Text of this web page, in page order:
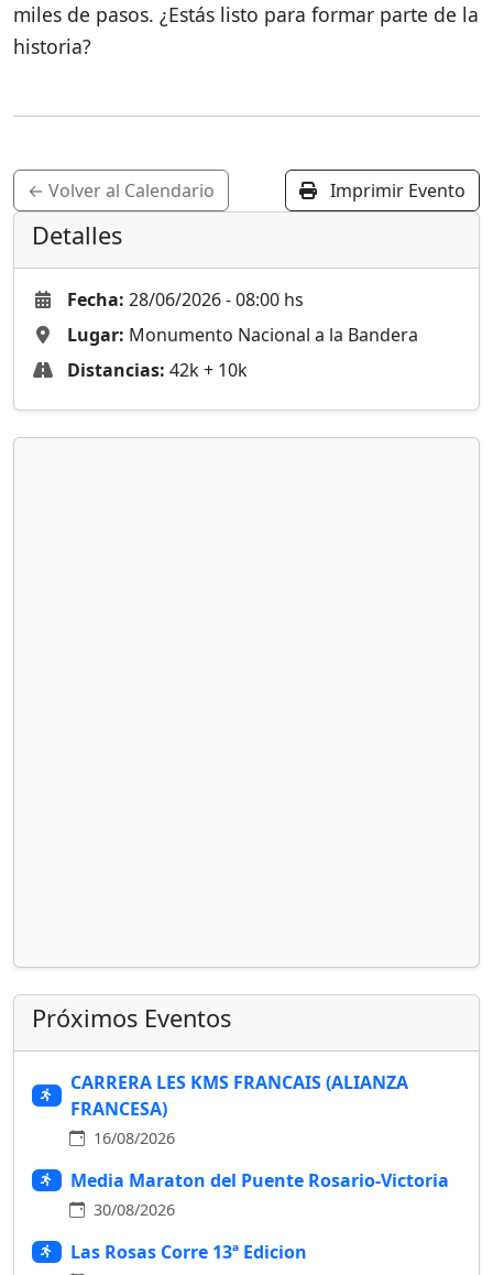
miles de pasos. ¿Estás listo para formar parte de la
historia?
← Volver al Calendario Imprimir Evento
Detalles
Fecha: 28/06/2026 - 08:00 hs
Lugar: Monumento Nacional a la Bandera
Distancias: 42k + 10k
Próximos Eventos
CARRERA LES KMS FRANCAIS (ALIANZA
FRANCESA)
16/08/2026
Media Maraton del Puente Rosario-Victoria
30/08/2026
Las Rosas Corre 13ª Edicion